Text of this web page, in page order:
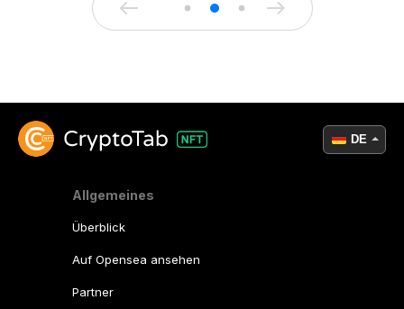
Allgemeines
Überblick
Auf Opensea ansehen
Partner
DE